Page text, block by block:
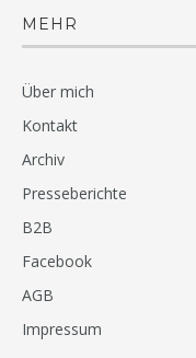
MEHR
Über mich
Kontakt
Archiv
Presseberichte
B2B
Facebook
AGB
Impressum